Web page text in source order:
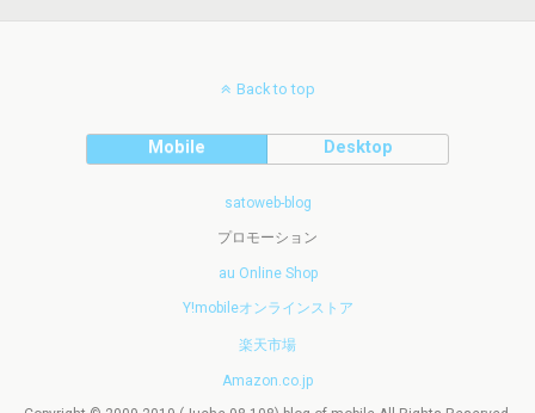
Back to top
Mobile Desktop
satoweb-blog
プロモーション
au Online Shop
Y!mobileオンラインストア
楽天市場
Amazon.co.jp